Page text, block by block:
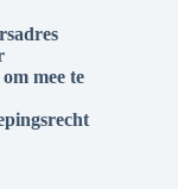
mee te